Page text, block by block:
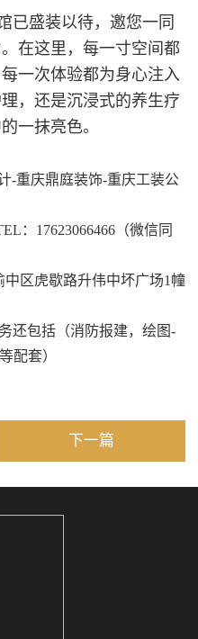
已盛装以待，邀您一同
在这里，每一寸空间都
一次体验都为身心注入
，还是沉浸式的养生疗
一抹亮色。
庆鼎庭装饰-重庆工装公
（微信同
歇路升伟中坏广场1幢
还包括（消防报建，绘图-
配套）
下一篇